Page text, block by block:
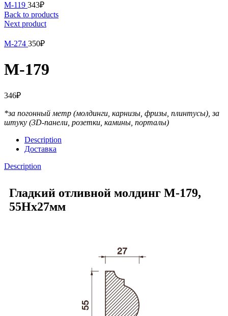
М-119 343₽
Back to products
Next product
М-274 350₽
М-179
346₽
*за погонный метр (молдинги, карнизы, фризы, плинтусы), за
штуку (3D-панели, розетки, камины, порталы)
Description
Доставка
Description
Гладкий отливной молдинг М-179,
55Hx27мм